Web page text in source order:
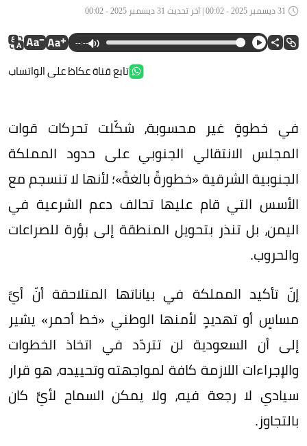
--:--
تابع قناة عكاظ على الواتساب
في خطوةٍ غير محسوبة، شكّلت تحركات قوات
المجلس الانتقالي الجنوبي على حدود المملكة
الجنوبية الشرقية «خطورةً بالغةً»؛ لأنها لا تنسجم مع
الأسس التي قام عليها تحالف دعم الشرعية في
اليمن، بل تنذر بتحويل المنطقة إلى بؤرة للصراعات
والحروب.
إنّ تأكيد المملكة في بياناتها المتلاحقة أنّ أيَّ
مساسٍ أو تهديدٍ لأمنها الوطني «خط أحمر» يشير
إلى أن السعودية لن تتردّد في اتخاذ الخطوات
والإجراءات اللازمة كافة لمواجهته وتحييده، هو قرار
سيادي لا رجعة فيه، ولا يمكن السماح لأيٍّ كان
بالتجاوز.